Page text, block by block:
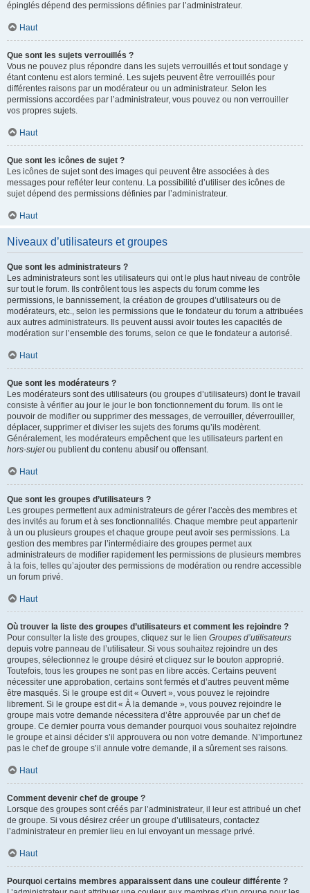
épinglés dépend des permissions définies par l’administrateur.
Haut
Que sont les sujets verrouillés ?
Vous ne pouvez plus répondre dans les sujets verrouillés et tout sondage y
étant contenu est alors terminé. Les sujets peuvent être verrouillés pour
différentes raisons par un modérateur ou un administrateur. Selon les
permissions accordées par l’administrateur, vous pouvez ou non verrouiller
vos propres sujets.
Haut
Que sont les icônes de sujet ?
Les icônes de sujet sont des images qui peuvent être associées à des
messages pour refléter leur contenu. La possibilité d’utiliser des icônes de
sujet dépend des permissions définies par l’administrateur.
Haut
Niveaux d’utilisateurs et groupes
Que sont les administrateurs ?
Les administrateurs sont les utilisateurs qui ont le plus haut niveau de contrôle
sur tout le forum. Ils contrôlent tous les aspects du forum comme les
permissions, le bannissement, la création de groupes d’utilisateurs ou de
modérateurs, etc., selon les permissions que le fondateur du forum a attribuées
aux autres administrateurs. Ils peuvent aussi avoir toutes les capacités de
modération sur l’ensemble des forums, selon ce que le fondateur a autorisé.
Haut
Que sont les modérateurs ?
Les modérateurs sont des utilisateurs (ou groupes d’utilisateurs) dont le travail
consiste à vérifier au jour le jour le bon fonctionnement du forum. Ils ont le
pouvoir de modifier ou supprimer des messages, de verrouiller, déverrouiller,
déplacer, supprimer et diviser les sujets des forums qu’ils modèrent.
Généralement, les modérateurs empêchent que les utilisateurs partent en
hors-sujetou publient du contenu abusif ou offensant.
Haut
Que sont les groupes d’utilisateurs ?
Les groupes permettent aux administrateurs de gérer l’accès des membres et
des invités au forum et à ses fonctionnalités. Chaque membre peut appartenir
à un ou plusieurs groupes et chaque groupe peut avoir ses permissions. La
gestion des membres par l’intermédiaire des groupes permet aux
administrateurs de modifier rapidement les permissions de plusieurs membres
à la fois, telles qu’ajouter des permissions de modération ou rendre accessible
un forum privé.
Haut
Où trouver la liste des groupes d’utilisateurs et comment les rejoindre ?
Pour consulter la liste des groupes, cliquez sur le lien Groupes d’utilisateurs
depuis votre panneau de l’utilisateur. Si vous souhaitez rejoindre un des
groupes, sélectionnez le groupe désiré et cliquez sur le bouton approprié.
Toutefois, tous les groupes ne sont pas en libre accès. Certains peuvent
nécessiter une approbation, certains sont fermés et d’autres peuvent même
être masqués. Si le groupe est dit « Ouvert », vous pouvez le rejoindre
librement. Si le groupe est dit « À la demande », vous pouvez rejoindre le
groupe mais votre demande nécessitera d’être approuvée par un chef de
groupe. Ce dernier pourra vous demander pourquoi vous souhaitez rejoindre
le groupe et ainsi décider s’il approuvera ou non votre demande. N’importunez
pas le chef de groupe s’il annule votre demande, il a sûrement ses raisons.
Haut
Comment devenir chef de groupe ?
Lorsque des groupes sont créés par l’administrateur, il leur est attribué un chef
de groupe. Si vous désirez créer un groupe d’utilisateurs, contactez
l’administrateur en premier lieu en lui envoyant un message privé.
Haut
Pourquoi certains membres apparaissent dans une couleur différente ?